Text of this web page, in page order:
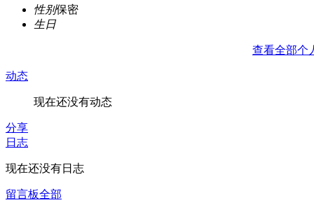
性别保密
生日
查看全部个
动态
现在还没有动态
分享
日志
现在还没有日志
留言板全部